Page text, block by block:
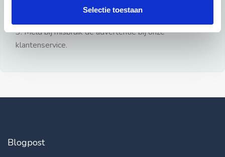
Selectie toestaan
3: Meld bij misbruik de advertentie bij onze
klantenservice.
Blogpost